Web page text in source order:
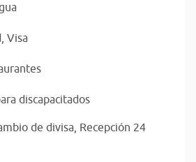
Visa
discapacitados
de divisa, Recepción 24